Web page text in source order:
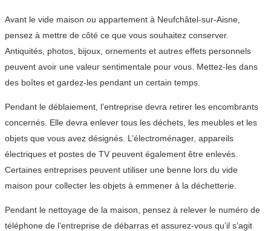
Avant le vide maison ou appartement à Neufchâtel-sur-Aisne,
pensez à mettre de côté ce que vous souhaitez conserver.
Antiquités, photos, bijoux, ornements et autres effets personnels
peuvent avoir une valeur sentimentale pour vous. Mettez-les dans
des boîtes et gardez-les pendant un certain temps.
Pendant le déblaiement, l’entreprise devra retirer les encombrants
concernés. Elle devra enlever tous les déchets, les meubles et les
objets que vous avez désignés. L’électroménager, appareils
électriques et postes de TV peuvent également être enlevés.
Certaines entreprises peuvent utiliser une benne lors du vide
maison pour collecter les objets à emmener à la déchetterie.
Pendant le nettoyage de la maison, pensez à relever le numéro de
téléphone de l’entreprise de débarras et assurez-vous qu’il s’agit